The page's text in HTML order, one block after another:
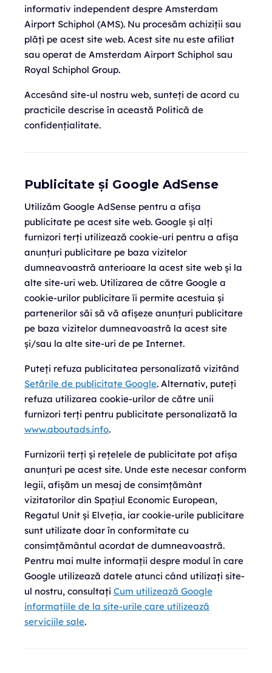
informativ independent despre Amsterdam
Airport Schiphol (AMS). Nu procesăm achiziții sau
plăți pe acest site web. Acest site nu este afiliat
sau operat de Amsterdam Airport Schiphol sau
Royal Schiphol Group.
Accesând site-ul nostru web, sunteți de acord cu
practicile descrise în această Politică de
confidențialitate.
Publicitate și Google AdSense
Utilizăm Google AdSense pentru a afișa
publicitate pe acest site web. Google și alți
furnizori terți utilizează cookie-uri pentru a afișa
anunțuri publicitare pe baza vizitelor
dumneavoastră anterioare la acest site web și la
alte site-uri web. Utilizarea de către Google a
cookie-urilor publicitare îi permite acestuia și
partenerilor săi să vă afișeze anunțuri publicitare
pe baza vizitelor dumneavoastră la acest site
și/sau la alte site-uri de pe Internet.
Puteți refuza publicitatea personalizată vizitând
Setările de publicitate Google. Alternativ, puteți
refuza utilizarea cookie-urilor de către unii
furnizori terți pentru publicitate personalizată la
www.aboutads.info.
Furnizorii terți și rețelele de publicitate pot afișa
anunțuri pe acest site. Unde este necesar conform
legii, afișăm un mesaj de consimțământ
vizitatorilor din Spațiul Economic European,
Regatul Unit și Elveția, iar cookie-urile publicitare
sunt utilizate doar în conformitate cu
consimțământul acordat de dumneavoastră.
Pentru mai multe informații despre modul în care
Google utilizează datele atunci când utilizați site-
ul nostru, consultați Cum utilizează Google
informațiile de la site-urile care utilizează
serviciile sale.